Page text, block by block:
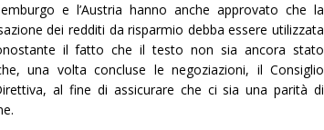
e l’Austria hanno anche approvato che la
dei redditi da risparmio debba essere utilizzata
il fatto che il testo non sia ancora stato
una volta concluse le negoziazioni, il Consiglio
al fine di assicurare che ci sia una parità di